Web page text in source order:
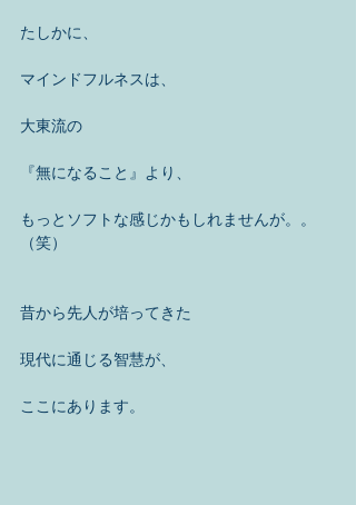
たしかに、
マインドフルネスは、
大東流の
『無になること』より、
もっとソフトな感じかもしれませんが。。
（笑）
昔から先人が培ってきた
現代に通じる智慧が、
ここにあります。